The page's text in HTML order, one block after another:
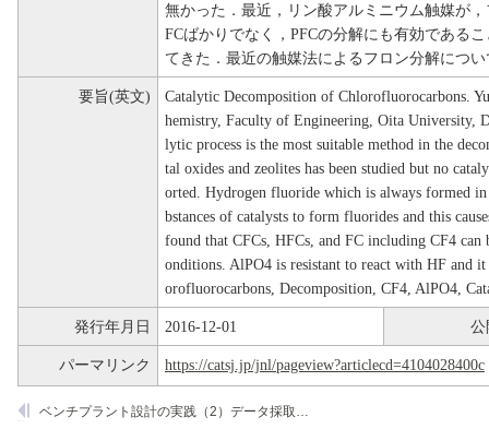
無かった．最近，リン酸アルミニウム触媒が
FCばかりでなく，PFCの分解にも有効である
てきた．最近の触媒法によるフロン分解につ
要旨(英文)
Catalytic Decomposition of Chlorofluorocarbons.
hemistry, Faculty of Engineering, Oita University,
lytic process is the most suitable method in the
tal oxides and zeolites has been studied but no
orted. Hydrogen fluoride which is always formed
bstances of catalysts to form fluorides and this
found that CFCs, HFCs, and FC including CF4
onditions. AlPO4 is resistant to react with HF and
orofluorocarbons, Decomposition, CF4, AlPO4,
発行年月日 2016-12-01 公
パーマリンク https://catsj.jp/jnl/pageview?articlecd=4104028400c
ベンチプラント設計の実践（2）データ採取の工夫